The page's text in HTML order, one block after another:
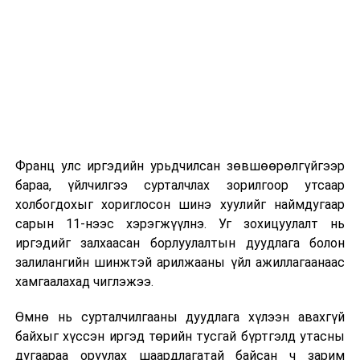
2026 оны 9 дүгээр сарын 13-наас оюутнуудыг
дотуур байранд оруулж эхэлнэ.
Сургууль, цэцэрлэгийн үйл ажиллагааны
зохицуулалт
2026 оны 8 дугаар сарын 17–28-ны өдрүүдэд
байранд элсэлт, бүртгэл болон бусад аливаа
арга хэмжээ зохион байгуулахгүй болно.
Франц улс иргэдийн урьдчилсан зөвшөөрөлгүйгээр
бараа, үйлчилгээ сурталчлах зорилгоор утсаар
холбогдохыг хориглосон шинэ хуулийг наймдугаар
сарын 11-нээс хэрэгжүүлнэ. Уг зохицуулалт нь
иргэдийг залхаасан борлуулалтын дуудлага болон
залилангийн шинжтэй арилжааны үйл ажиллагаанаас
хамгаалахад чиглэжээ.
Өмнө нь сурталчилгааны дуудлага хүлээн авахгүй
байхыг хүссэн иргэд төрийн тусгай бүртгэлд утасны
дугаараа оруулах шаардлагатай байсан ч зарим